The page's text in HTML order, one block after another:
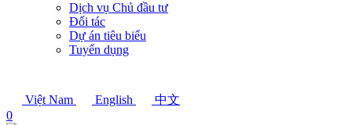
Dịch vụ Chủ đầu tư
Đối tác
Dự án tiêu biểu
Tuyển dụng
Việt Nam English
中文
0